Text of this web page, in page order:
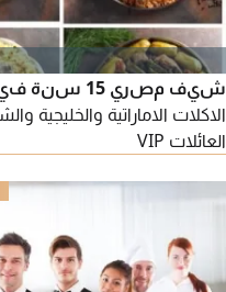
شيف مصري
الاكلات الاماراتية والخليجية
العائلات VIP